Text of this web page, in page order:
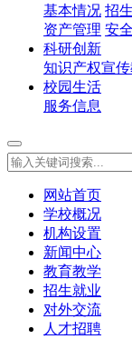
基本情况 招
资产管理 安
科研创新
知识产权宣
校园生活
服务信息
网站首页
学校概况
机构设置
新闻中心
教育教学
招生就业
对外交流
人才招聘